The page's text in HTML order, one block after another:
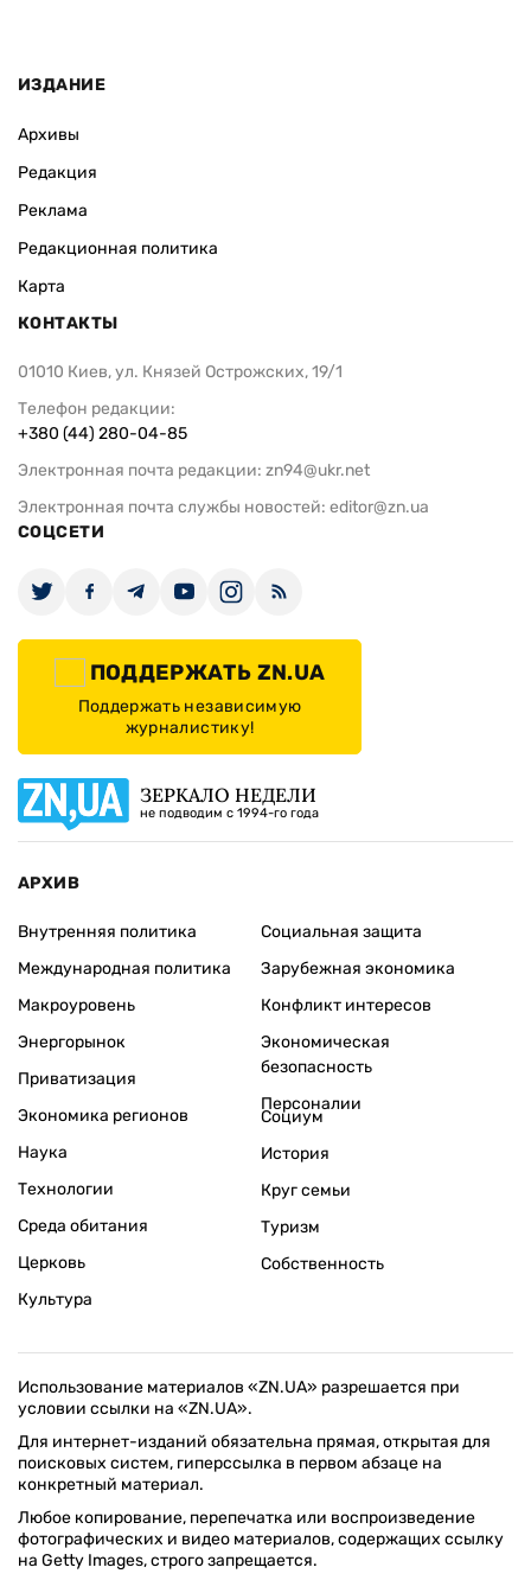
ИЗДАНИЕ
Архивы
Редакция
Реклама
Редакционная политика
Карта
КОНТАКТЫ
01010 Киев, ул. Князей Острожских, 19/1
Телефон редакции:
+380 (44) 280-04-85
Электронная почта редакции: zn94@ukr.net
Электронная почта службы новостей: editor@zn.ua
СОЦСЕТИ
ПОДДЕРЖАТЬ ZN.UA
Поддержать независимую
журналистику!
ЗЕРКАЛО НЕДЕЛИ
не подводим с 1994-го года
АРХИВ
Внутренняя политика
Международная политика
Макроуровень
Энергорынок
Приватизация
Экономика регионов
Социальная защита
Зарубежная экономика
Конфликт интересов
Экономическая
безопасность
Персоналии
Наука
Технологии
Среда обитания
Церковь
Культура
Социум
История
Круг семьи
Туризм
Собственность
Использование материалов «ZN.UA» разрешается при
условии ссылки на «ZN.UA».
Для интернет-изданий обязательна прямая, открытая для
поисковых систем, гиперссылка в первом абзаце на
конкретный материал.
Любое копирование, перепечатка или воспроизведение
фотографических и видео материалов, содержащих ссылку
на Getty Images, строго запрещается.